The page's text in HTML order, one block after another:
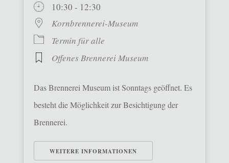
10:30 - 12:30
Kornbrennerei-Museum
Termin für alle
Offenes Brennerei Museum
Das Brennerei Museum ist Sonntags geöffnet. Es
besteht die Möglichkeit zur Besichtigung der
Brennerei.
WEITERE INFORMATIONEN